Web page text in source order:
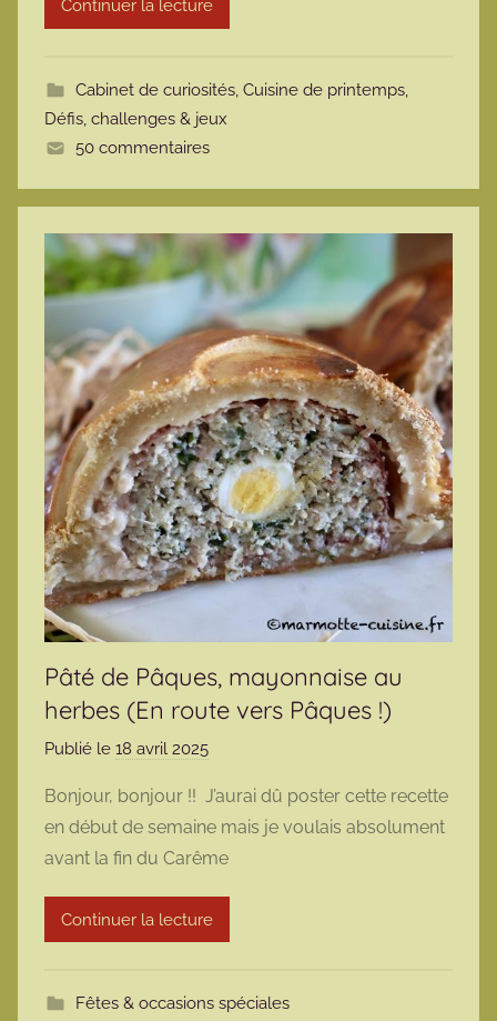
o
t
e
Continuer la lecture
Cabinet de curiosités, Cuisine de printemps,
Défis, challenges & jeux
50 commentaires
Pâté de Pâques, mayonnaise au
herbes (En route vers Pâques !)
Publié le 18 avril 2025
r
m
a
r
m
t
Bonjour, bonjour !! J’aurai dû poster cette recette
en début de semaine mais je voulais absolument
avant la fin du Carême
Continuer la lecture
Fêtes & occasions spéciales